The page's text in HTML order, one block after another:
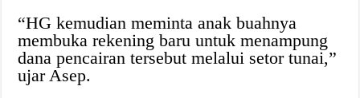
“HG kemudian meminta anak buahnya
membuka rekening baru untuk menampung
dana pencairan tersebut melalui setor tunai,”
ujar Asep.